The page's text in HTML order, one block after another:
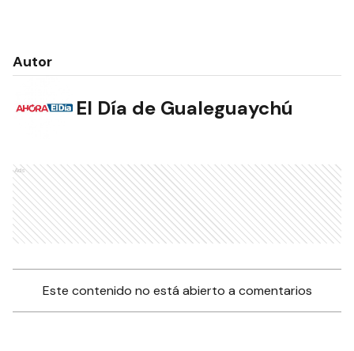
Autor
El Día de Gualeguaychú
Ads
Este contenido no está abierto a comentarios